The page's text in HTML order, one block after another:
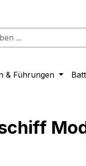
& Führungen